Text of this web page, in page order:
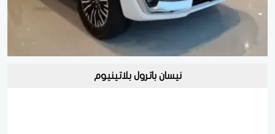
نيسان باترول بلاتينيوم